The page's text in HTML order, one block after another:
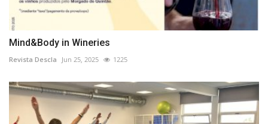
Mind&Body in Wineries
Revista Descla Jun 25, 2025 1225